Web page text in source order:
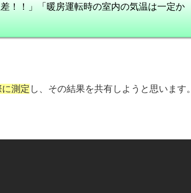
！！」「暖房運転時の室内の気温は一定か
測定 し、その結果を共有しようと思います。